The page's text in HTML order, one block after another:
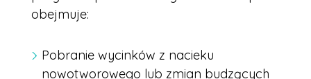
obejmuje:
Pobranie wycinków z nacieku
nowotworowego lub zmian budzących